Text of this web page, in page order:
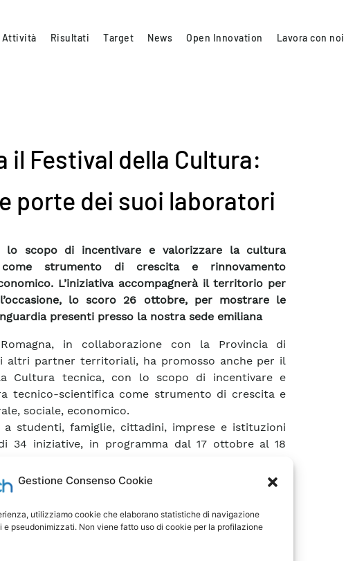
Gestione Consenso Cookie
utilizziamo cookie che elaborano statistiche di navigazione
pseudonimizzati. Non viene fatto uso di cookie per la profilazione
Attività Risultati Target News Open Innovation Lavora con noi
il Festival della Cultura:
porte dei suoi laboratori
lo scopo di incentivare e valorizzare la cultura
come strumento di crescita e rinnovamento
L’iniziativa accompagnerà il territorio per
lo scoro 26 ottobre, per mostrare le
presenti presso la nostra sede emiliana
in collaborazione con la Provincia di
altri partner territoriali, ha promosso anche per il
Cultura tecnica, con lo scopo di incentivare e
tecnico-scientifica come strumento di crescita e
sociale, economico.
a studenti, famiglie, cittadini, imprese e istituzioni
34 iniziative, in programma dal 17 ottobre al 18
e, più in generale, dare spazio all’arte del
virtuose tra il fare e il pensare.
ha partecipato sabato 26 ottobre a tale
visite guidate i propri laboratori facenti parte dei